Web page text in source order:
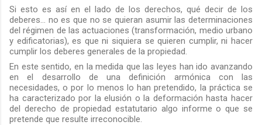
Si esto es así en el lado de los derechos, qué decir de los
deberes… no es que no se quieran asumir las determinaciones
del régimen de las actuaciones (transformación, medio urbano
y edificatorias), es que ni siquiera se quieren cumplir, ni hacer
cumplir los deberes generales de la propiedad.
En este sentido, en la medida que las leyes han ido avanzando
en el desarrollo de una definición armónica con las
necesidades, o por lo menos lo han pretendido, la práctica se
ha caracterizado por la elusión o la deformación hasta hacer
del derecho de propiedad estatutario algo informe o que se
pretende que resulte irreconocible.